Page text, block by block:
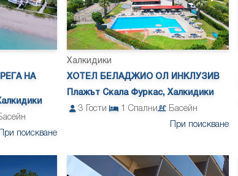
НА
При поискване
Халкидики
ХОТЕЛ БЕЛАДЖИО ОЛ ИНКЛУЗИВ
Плажът Скала Фуркас, Халкидики
3
Гости 1 Спални
Басейн
При поискване